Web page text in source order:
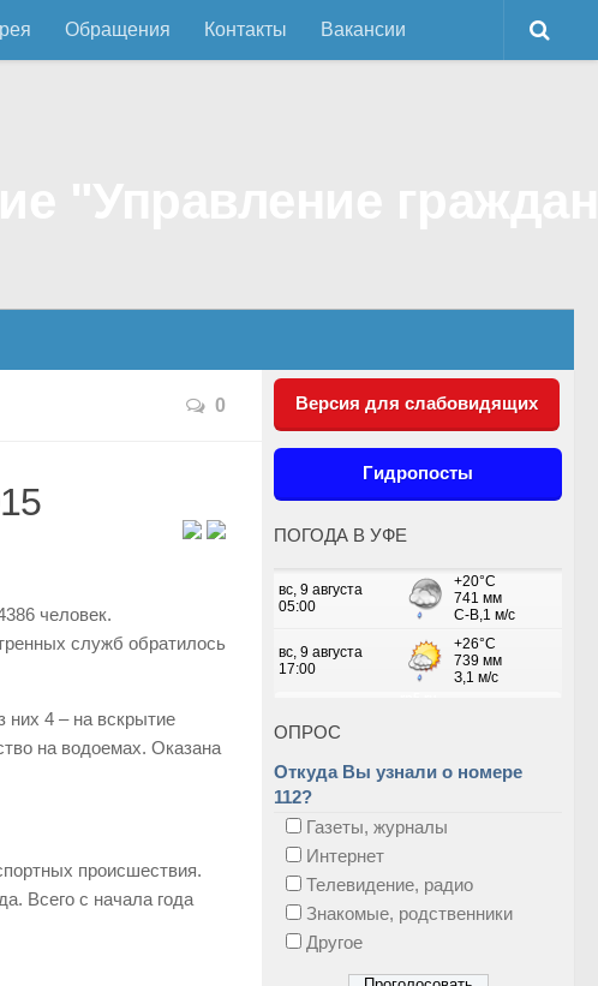
Обращения Контакты Вакансии
0
человек.
служб обратилось
4 – на вскрытие
на водоемах. Оказана
происшествия.
Всего с начала года
Версия для слабовидящих
Гидропосты
ПОГОДА В УФЕ
ОПРОС
Откуда Вы узнали о номере
112?
Газеты, журналы
Интернет
Телевидение, радио
Знакомые, родственники
Другое